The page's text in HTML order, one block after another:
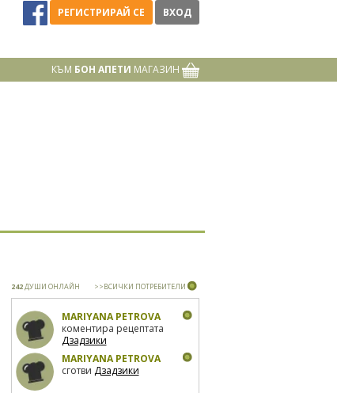
РЕГИСТРИРАЙ СЕ ВХОД
КЪМ БОН АПЕТИ МАГАЗИН
242ДУШИ ОНЛАЙН >>ВСИЧКИ ПОТРЕБИТЕЛИ
MARIYANA PETROVA
коментира рецептата
Дзадзики
MARIYANA PETROVA
сготви Дзадзики